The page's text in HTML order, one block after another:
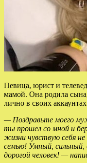
Певица, юрист и
мамой. Она родила
лично в своих
— Поздравьте моего
ты прошел со мной и
жизни чувствую себя
семью! Умный,
дорогой человек! —